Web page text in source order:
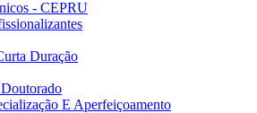
- CEPRU
Duração
E Aperfeiçoamento